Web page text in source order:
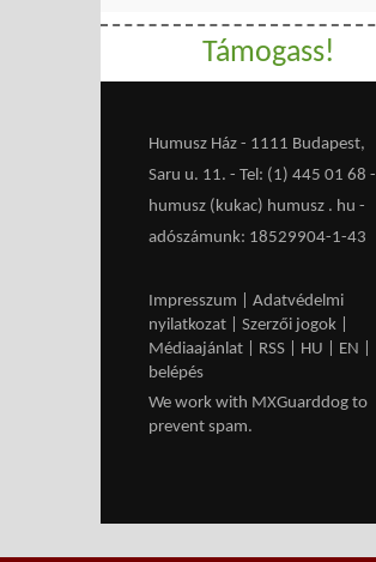
Támogass!
Humusz Ház - 1111 Budapest,
Saru u. 11. - Tel: (1) 445 01 68 -
humusz (kukac) humusz . hu -
adószámunk: 18529904-1-43
Impresszum
Adatvédelmi
nyilatkozat
Szerzői jogok
Médiaajánlat
RSS HU EN
belépés
We work with MXGuarddog to
prevent spam.